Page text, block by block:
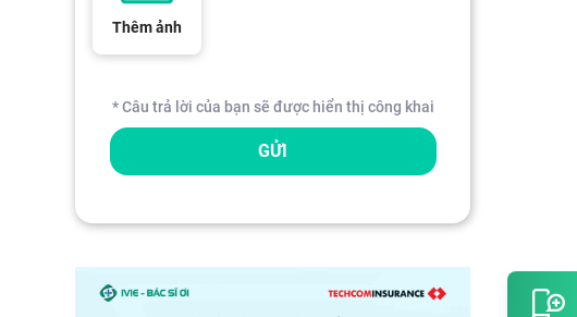
Thêm ảnh
* Câu trả lời của bạn sẽ được hiển thị công khai
GỬI